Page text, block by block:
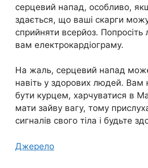
серцевий напад, особливо,
здається, що ваші скарги
сприйняти всерйоз. Попросіть
вам електрокардіограму.
На жаль, серцевий напад
навіть у здорових людей. Вам
бути курцем, харчуватися в
мати зайву вагу, тому
сигналів свого тіла і будьте
Джерело